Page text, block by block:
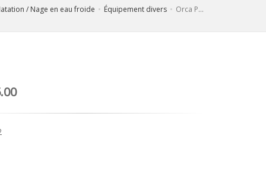
/ Nage en eau froide Équipement divers Orca Pull Buoy